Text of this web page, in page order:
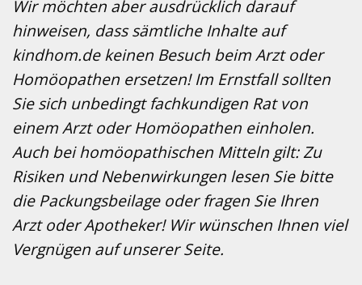
Wir möchten aber ausdrücklich darauf
hinweisen, dass sämtliche Inhalte auf
kindhom.de keinen Besuch beim Arzt oder
Homöopathen ersetzen! Im Ernstfall sollten
Sie sich unbedingt fachkundigen Rat von
einem Arzt oder Homöopathen einholen.
Auch bei homöopathischen Mitteln gilt: Zu
Risiken und Nebenwirkungen lesen Sie bitte
die Packungsbeilage oder fragen Sie Ihren
Arzt oder Apotheker! Wir wünschen Ihnen viel
Vergnügen auf unserer Seite.